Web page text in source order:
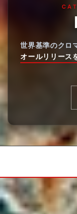
世界基準のクロ
オールリリース